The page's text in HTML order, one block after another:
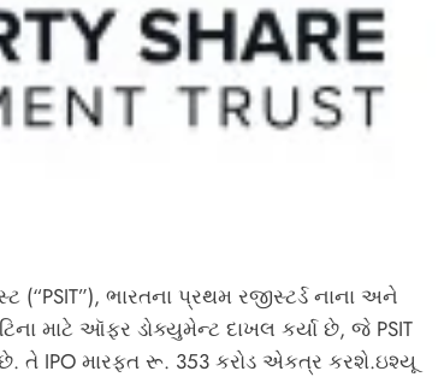
(“PSIT”), ભારતના પ્રથમ રજીસ્ટર્ડ નાના અને
માટે ઑફર ડોક્યુમેન્ટ દાખલ કર્યા છે, જે PSIT
તે IPO મારફત રૂ. 353 કરોડ એકત્ર કરશે.ઇશ્યૂ